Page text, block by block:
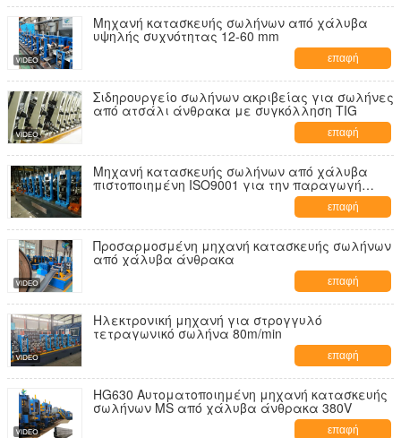
Μηχανή κατασκευής σωλήνων από χάλυβα
υψηλής συχνότητας 12-60 mm
επαφή
Σιδηρουργείο σωλήνων ακριβείας για σωλήνες
από ατσάλι άνθρακα με συγκόλληση TIG
επαφή
Μηχανή κατασκευής σωλήνων από χάλυβα
πιστοποιημένη ISO9001 για την παραγωγή
επαφή
Προσαρμοσμένη μηχανή κατασκευής σωλήνων
από χάλυβα άνθρακα
επαφή
Ηλεκτρονική μηχανή για στρογγυλό
τετραγωνικό σωλήνα 80m/min
επαφή
HG630 Αυτοματοποιημένη μηχανή κατασκευής
σωλήνων MS από χάλυβα άνθρακα 380V
επαφή